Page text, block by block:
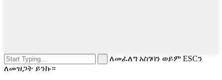
ለመፈለግ አስገባን ወይም ESCን
ለመዝጋት ይንኩ።